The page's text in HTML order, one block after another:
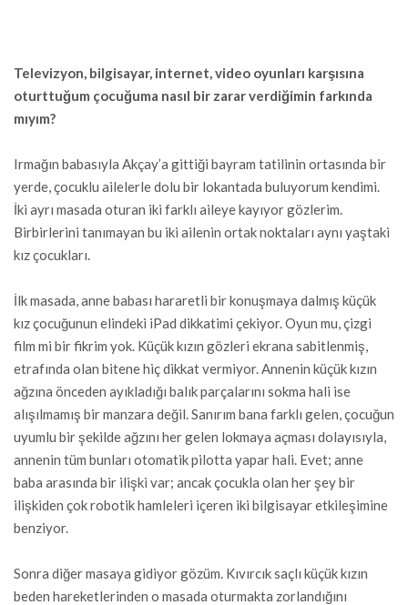
Televizyon, bilgisayar, internet, video oyunları karşısına
oturttuğum çocuğuma nasıl bir zarar verdiğimin farkında
mıyım?
Irmağın babasıyla Akçay’a gittiği bayram tatilinin ortasında bir
yerde, çocuklu ailelerle dolu bir lokantada buluyorum kendimi.
İki ayrı masada oturan iki farklı aileye kayıyor gözlerim.
Birbirlerini tanımayan bu iki ailenin ortak noktaları aynı yaştaki
kız çocukları.
İlk masada, anne babası hararetli bir konuşmaya dalmış küçük
kız çocuğunun elindeki iPad dikkatimi çekiyor. Oyun mu, çizgi
film mi bir fikrim yok. Küçük kızın gözleri ekrana sabitlenmiş,
etrafında olan bitene hiç dikkat vermiyor. Annenin küçük kızın
ağzına önceden ayıkladığı balık parçalarını sokma hali ise
alışılmamış bir manzara değil. Sanırım bana farklı gelen, çocuğun
uyumlu bir şekilde ağzını her gelen lokmaya açması dolayısıyla,
annenin tüm bunları otomatik pilotta yapar hali. Evet; anne
baba arasında bir ilişki var; ancak çocukla olan her şey bir
ilişkiden çok robotik hamleleri içeren iki bilgisayar etkileşimine
benziyor.
Sonra diğer masaya gidiyor gözüm. Kıvırcık saçlı küçük kızın
beden hareketlerinden o masada oturmakta zorlandığını